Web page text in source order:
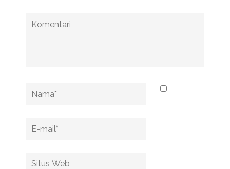
Komentari
Name
Email
Situs